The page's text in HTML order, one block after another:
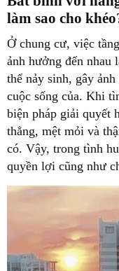
làm sao cho
Ở chung cư, việc
ảnh hưởng đến nhau
thể nảy sinh, gây
cuộc sống của. Khi
biện pháp giải quyết
thẳng, mệt mỏi và
có. Vậy, trong tình
quyền lợi cũng như